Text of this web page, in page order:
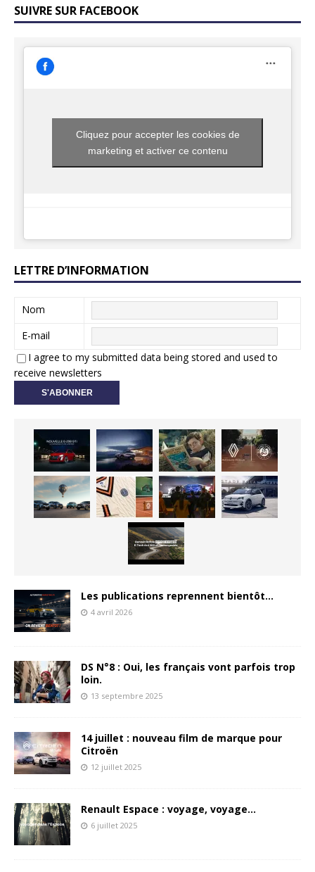
SUIVRE SUR FACEBOOK
Cliquez pour accepter les cookies de
marketing et activer ce contenu
LETTRE D’INFORMATION
Nom
E-mail
I agree to my submitted data being stored and used to
receive newsletters
Les publications reprennent bientôt…
4 avril 2026
DS N°8 : Oui, les français vont parfois trop
loin.
13 septembre 2025
14 juillet : nouveau film de marque pour
Citroën
12 juillet 2025
Renault Espace : voyage, voyage…
6 juillet 2025